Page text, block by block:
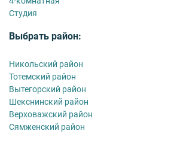
Студия
Выбрать район:
Никольский район
Тотемский район
Вытегорский район
Шекснинский район
Верховажский район
Сямженский район